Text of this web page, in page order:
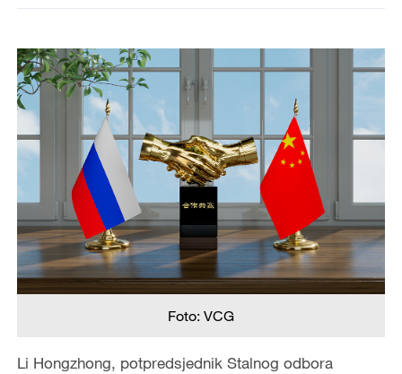
Foto: VCG
Li Hongzhong, potpredsjednik Stalnog odbora